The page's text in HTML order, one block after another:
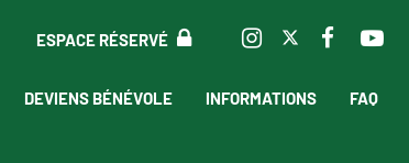
ESPACE RÉSERVÉ
DEVIENS BÉNÉVOLE INFORMATIONS FAQ